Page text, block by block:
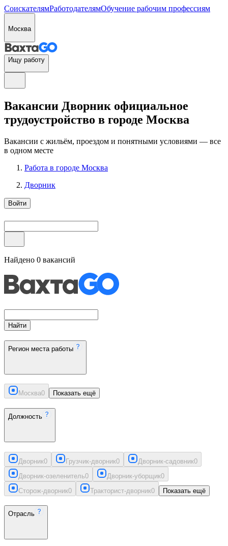
СоискателямРаботодателямОбучение рабочим профессиям
Москва
Ищу работу
Вакансии Дворник официальное
трудоустройство в городе Москва
Вакансии с жильём, проездом и понятными условиями — все
в одном месте
Работа в городе Москва
Дворник
Войти
Найдено 0 вакансий
Найти
Регион места работы
Москва0 Показать ещё
Должность
Дворник0 Грузчик-дворник0 Дворник-садовник0
Дворник-озеленитель0 Дворник-уборщик0
Сторож-дворник0 Тракторист-дворник0 Показать ещё
Отрасль